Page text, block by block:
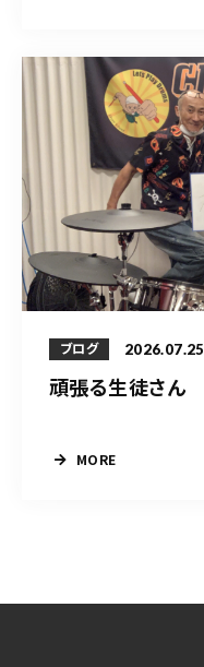
ブログ 2026.07.25
頑張る生徒さん
MORE